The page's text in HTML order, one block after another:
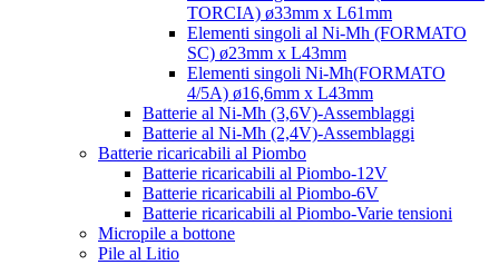
TORCIA) ø33mm x L61mm
Elementi singoli al Ni-Mh (FORMATO
SC) ø23mm x L43mm
Elementi singoli Ni-Mh(FORMATO
4/5A) ø16,6mm x L43mm
Batterie al Ni-Mh (3,6V)-Assemblaggi
Batterie al Ni-Mh (2,4V)-Assemblaggi
Batterie ricaricabili al Piombo
Batterie ricaricabili al Piombo-12V
Batterie ricaricabili al Piombo-6V
Batterie ricaricabili al Piombo-Varie tensioni
Micropile a bottone
Pile al Litio